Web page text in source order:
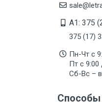
A1: 375
375 (17)
Пн-Чт с
Пт с 9:00
Сб-Вс –